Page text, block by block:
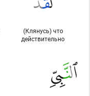
(Клянусь) что
действительно